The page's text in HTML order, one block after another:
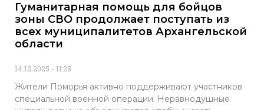
Гуманитарная помощь для бойцов
зоны СВО продолжает поступать из
всех муниципалитетов Архангельской
области
14.12.2025 11:28
Жители Поморья активно поддерживают участников
специальной военной операции. Неравнодушные